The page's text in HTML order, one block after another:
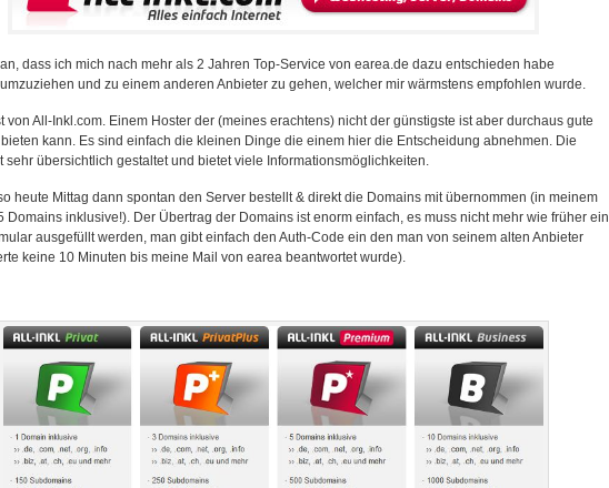
dass ich mich nach mehr als 2 Jahren Top-Service von earea.de dazu entschieden habe
und zu einem anderen Anbieter zu gehen, welcher mir wärmstens empfohlen wurde.
von All-Inkl.com. Einem Hoster der (meines erachtens) nicht der günstigste ist aber durchaus gute
kann. Es sind einfach die kleinen Dinge die einem hier die Entscheidung abnehmen. Die
sehr übersichtlich gestaltet und bietet viele Informationsmöglichkeiten.
heute Mittag dann spontan den Server bestellt & direkt die Domains mit übernommen (in meinem
Domains inklusive!). Der Übertrag der Domains ist enorm einfach, es muss nicht mehr wie früher ein
ausgefüllt werden, man gibt einfach den Auth-Code ein den man von seinem alten Anbieter
keine 10 Minuten bis meine Mail von earea beantwortet wurde).